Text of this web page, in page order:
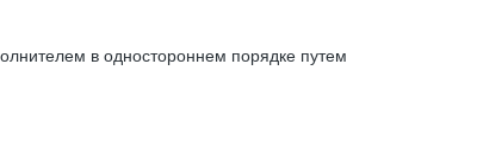
в одностороннем порядке путем